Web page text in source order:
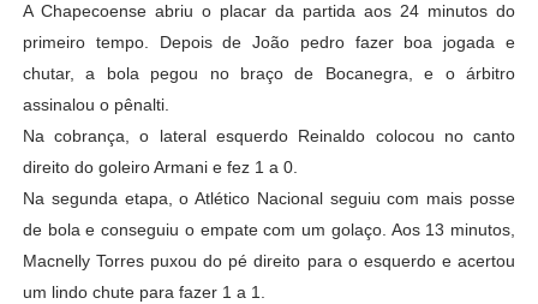
A Chapecoense abriu o placar da partida aos 24 minutos do
primeiro tempo. Depois de João pedro fazer boa jogada e
chutar, a bola pegou no braço de Bocanegra, e o árbitro
assinalou o pênalti.
Na cobrança, o lateral esquerdo Reinaldo colocou no canto
direito do goleiro Armani e fez 1 a 0.
Na segunda etapa, o Atlético Nacional seguiu com mais posse
de bola e conseguiu o empate com um golaço. Aos 13 minutos,
Macnelly Torres puxou do pé direito para o esquerdo e acertou
um lindo chute para fazer 1 a 1.